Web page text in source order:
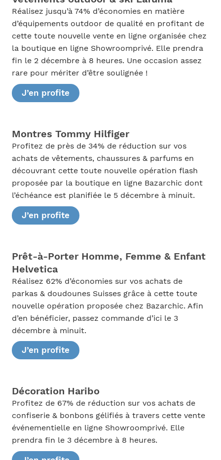
Réalisez jusqu’à 74% d’économies en matière
d’équipements outdoor de qualité en profitant de
cette toute nouvelle vente en ligne organisée chez
la boutique en ligne Showroomprivé. Elle prendra
fin le 2 décembre à 8 heures. Une occasion assez
rare pour mériter d’être soulignée !
J’en profite
Montres Tommy Hilfiger
Profitez de près de 34% de réduction sur vos
achats de vêtements, chaussures & parfums en
découvrant cette toute nouvelle opération flash
proposée par la boutique en ligne Bazarchic dont
l’échéance est planifiée le 5 décembre à minuit.
J’en profite
Prêt-à-Porter Homme, Femme & Enfant
Helvetica
Réalisez 62% d’économies sur vos achats de
parkas & doudounes Suisses grâce à cette toute
nouvelle opération proposée chez Bazarchic. Afin
d’en bénéficier, passez commande d’ici le 3
décembre à minuit.
J’en profite
Décoration Haribo
Profitez de 67% de réduction sur vos achats de
confiserie & bonbons gélifiés à travers cette vente
événementielle en ligne Showroomprivé. Elle
prendra fin le 3 décembre à 8 heures.